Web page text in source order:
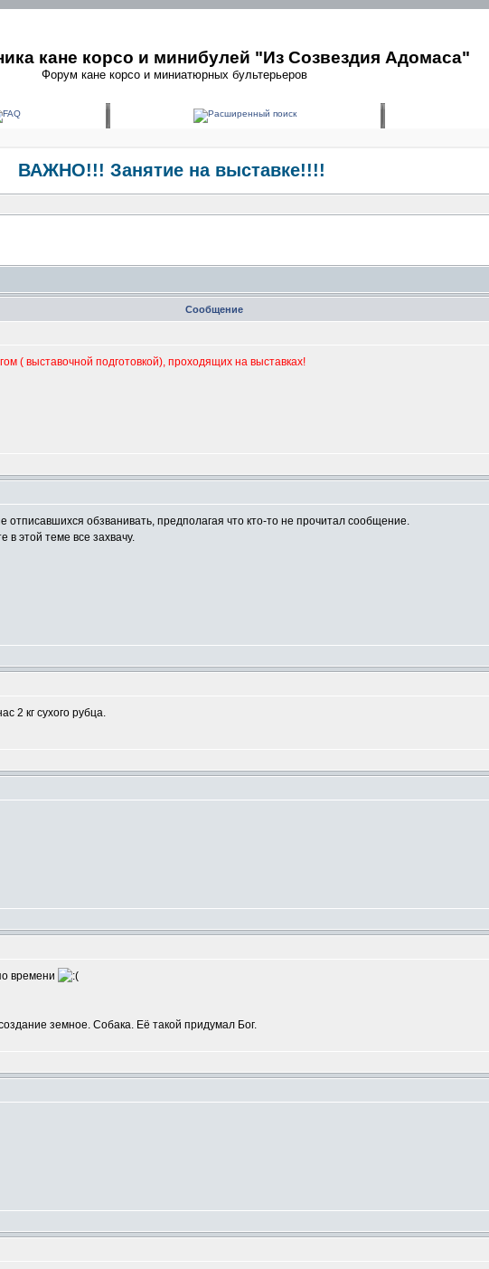
кане корсо и минибулей "Из Созвездия Адомаса"
Форум кане корсо и миниатюрных бультерьеров
ВАЖНО!!! Занятие на выставке!!!!
Сообщение
( выставочной подготовкой), проходящих на выставках!
отписавшихся обзванивать, предполагая что кто-то не прочитал сообщение.
в этой теме все захвачу.
2 кг сухого рубца.
времени
земное. Собака. Её такой придумал Бог.